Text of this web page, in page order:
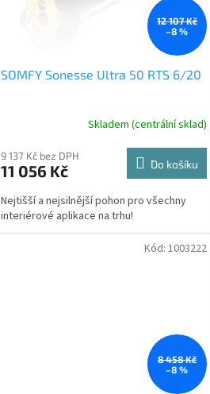
12 107 Kč
–8 %
SOMFY Sonesse Ultra 50 RTS 6/20
Skladem (centrální sklad)
9 137 Kč bez DPH
11 056 Kč Do košíku
Nejtišší a nejsilnější pohon pro všechny
interiérové aplikace na trhu!
8 458 Kč
–8 %
Kód: 1003222